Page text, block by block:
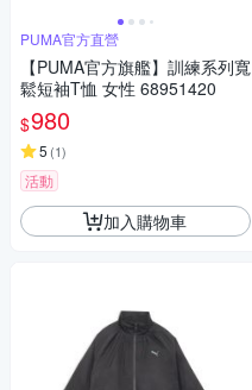
PUMA官方直營
【PUMA官方旗艦】訓練系列寬
鬆短袖T恤 女性 68951420
$980
5 (1)
活動
加入購物車